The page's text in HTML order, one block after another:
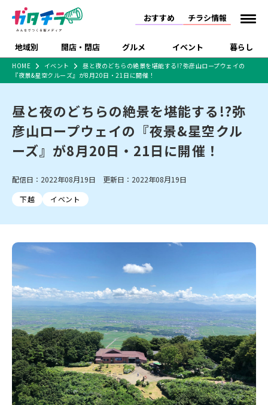
おすすめ チラシ情報
地域別 開店・閉店 グルメ イベント 暮らし
新潟市 下越
中越 上越
佐渡
新潟市中央区
新潟市南区
新潟市秋葉区
村上・関川
新発田・聖籠
胎内・粟島
三条・加茂・田上
五泉・阿賀野・阿賀
燕・弥彦
長岡・見附
小千谷・十日町・津南
魚沼・南魚沼・湯沢
柏崎・刈羽・出雲崎
上越・妙高・糸魚川
開店 閉店
リニューアル・移転 休業 開店まとめ
閉店まとめ
新潟市・開店
新潟市・閉店
長岡市・開店
長岡市・閉店
上越市・開店
ラーメン・開店
ラーメン 現地レポート
和食 洋食
スイーツ
ご当地グルメ
カフェ
焼肉
パン・ベーカリー
タレカツ・豚カツ
デカ盛り・大盛り
旨辛・激辛
定食・町定食 海鮮・鮨
そば・うどん
日本酒・新潟清酒
ワイン・クラフトビール
ケーキ・パフェ
ビアガーデン・暑気払い
忘新年会・歓送迎会
体験・販売 祭り・伝統行事
趣味・展示会 ライブ・コンサート
スポーツ
セミナー・講演会
住宅展示場
学生スポーツ
施設・ショップ
住宅メーカー・工務
店
食品メーカー・県産
習い事・塾 アパレル・雑貨
観光スポット
温泉・入浴 ホテル 旅館
水族館
リラクゼーション・整体
スキー場
リユース・買取
ビルボードプレイスBP
新潟伊勢丹
リバーサイド千秋
パティオPATIO
特売セール インタビュー
特集・まとめ記事
セツコママ ランキング 新潟人
キャンペーン
開店まとめ
閉店まとめ
食品スーパー・コンビ
ショッピングモール・
大型施設
ドラッグストア・ホーム
センター
ファッション 生活サービス
新車・中古車・カー用品
旅行・レジャー
冠婚葬祭
通販・EC
官公庁・自治体
新潟市 チラシ
上越・妙高・糸魚川 チラシ
注目 チラシ
週末セール
火曜セール
オープン・リニューアルセール
周年祭・感謝祭セール
年末・初売りセール
HOME イベント
昼と夜のどちらの絶景を堪能する!?弥彦山ロープウェイの
『夜景&星空クルーズ』が8月20日・21日に開催！
昼と夜のどちらの絶景を堪能する!?弥
彦山ロープウェイの『夜景&星空クル
ーズ』が8月20日・21日に開催！
配信日：2022年08月19日 更新日：2022年08月19日
下越
イベント